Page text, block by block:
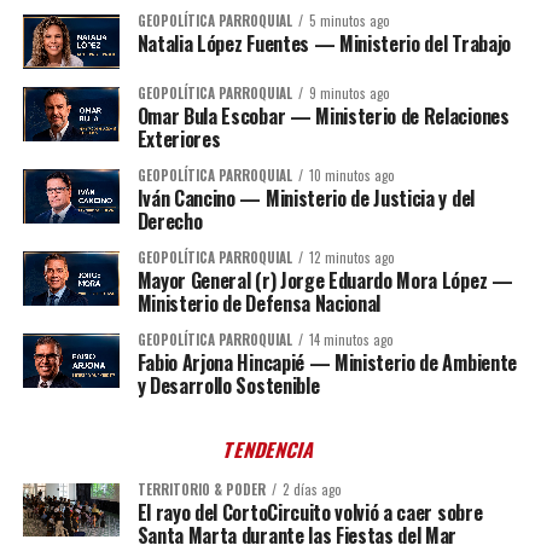
GEOPOLÍTICA PARROQUIAL 5 minutos ago
Natalia López Fuentes — Ministerio del Trabajo
GEOPOLÍTICA PARROQUIAL 9 minutos ago
Omar Bula Escobar — Ministerio de Relaciones
Exteriores
GEOPOLÍTICA PARROQUIAL 10 minutos ago
Iván Cancino — Ministerio de Justicia y del
Derecho
GEOPOLÍTICA PARROQUIAL 12 minutos ago
Mayor General (r) Jorge Eduardo Mora López —
Ministerio de Defensa Nacional
GEOPOLÍTICA PARROQUIAL 14 minutos ago
Fabio Arjona Hincapié — Ministerio de Ambiente
y Desarrollo Sostenible
TENDENCIA
TERRITORIO & PODER 2 días ago
El rayo del CortoCircuito volvió a caer sobre
Santa Marta durante las Fiestas del Mar